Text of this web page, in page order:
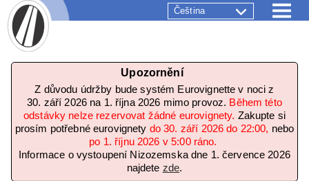
Čeština
Upozornění
Z důvodu údržby bude systém Eurovignette v noci z
30. září 2026 na 1. října 2026 mimo provoz. Během této
odstávky nelze rezervovat žádné eurovignety. Zakupte si
prosím potřebné eurovignety do 30. září 2026 do 22:00, nebo
po 1. říjnu 2026 v 5:00 ráno.
Informace o vystoupení Nizozemska dne 1. července 2026
najdete zde.